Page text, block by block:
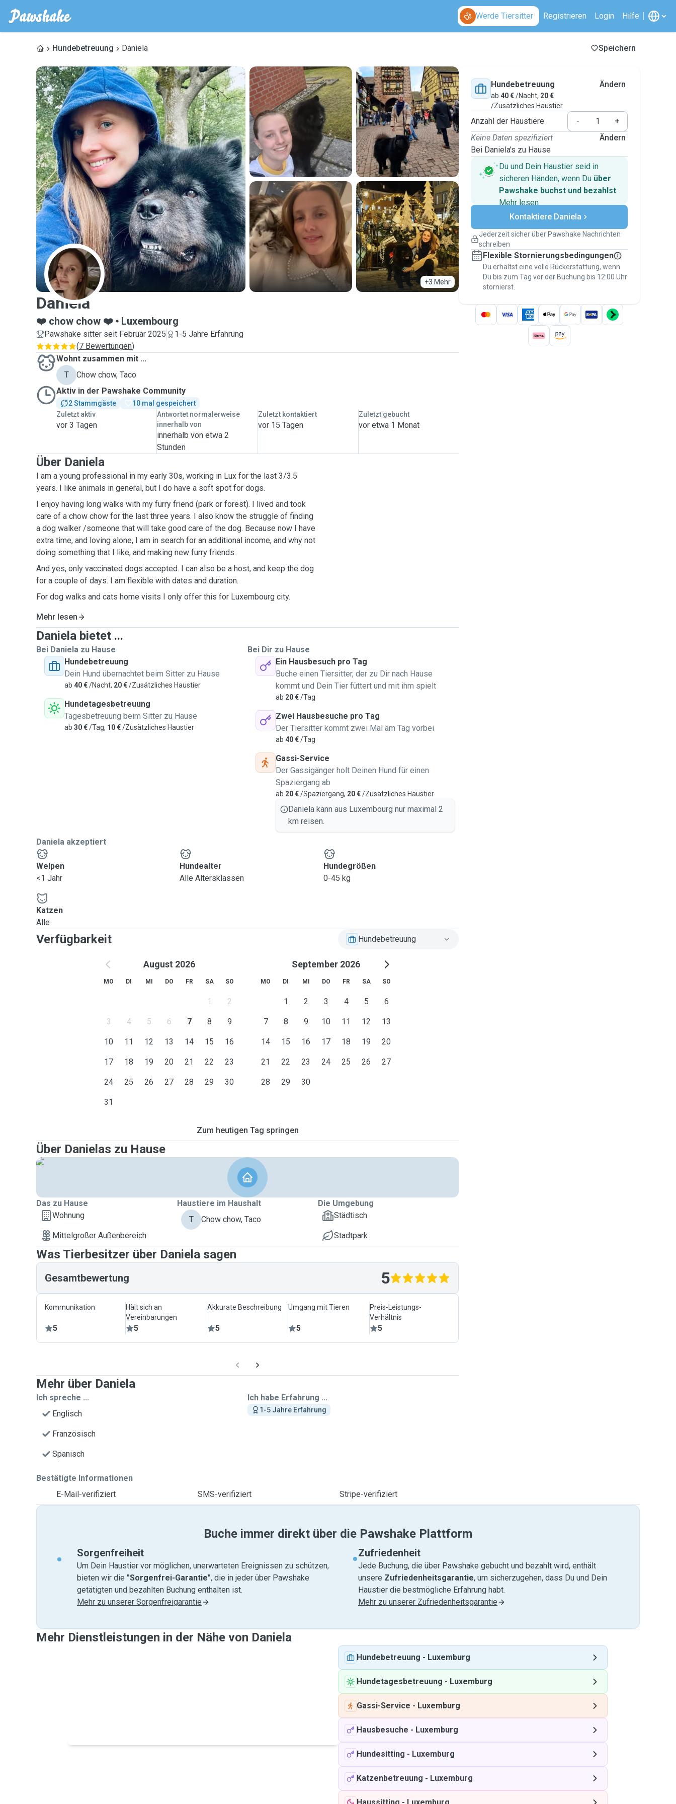
Werde Tiersitter Registrieren Login Hilfe
Hundebetreuung Daniela Speichern
+3 Mehr
D
Daniela
❤️ chow chow ❤️ Luxembourg
Pawshake sitter seit Februar 2025
1-5 Jahre Erfahrung
(7 Bewertungen)
Wohnt zusammen mit ...
T
Chow chow, Taco
Aktiv in der Pawshake Community
2 Stammgäste
10 mal gespeichert
Zuletzt aktiv
vor 3 Tagen
Antwortet normalerweise
innerhalb von
innerhalb von etwa 2
Stunden
Zuletzt kontaktiert
vor 15 Tagen
Zuletzt gebucht
vor etwa 1 Monat
Über Daniela
I am a young professional in my early 30s, working in Lux for the last 3/3.5
years. I like animals in general, but I do have a soft spot for dogs.
I enjoy having long walks with my furry friend (park or forest). I lived and took
care of a chow chow for the last three years. I also know the struggle of finding
a dog walker /someone that will take good care of the dog. Because now I have
extra time, and loving alone, I am in search for an additional income, and why not
doing something that I like, and making new furry friends.
And yes, only vaccinated dogs accepted. I can also be a host, and keep the dog
for a couple of days. I am flexible with dates and duration.
For dog walks and cats home visits I only offer this for Luxembourg city.
Mehr lesen
Daniela bietet ...
Bei Daniela zu Hause
Hundebetreuung
Dein Hund übernachtet beim Sitter zu Hause
ab 40 €/Nacht, 20 €/Zusätzliches Haustier
Hundetagesbetreuung
Tagesbetreuung beim Sitter zu Hause
ab 30 €/Tag, 10 €/Zusätzliches Haustier
Bei Dir zu Hause
Ein Hausbesuch pro Tag
Buche einen Tiersitter, der zu Dir nach Hause
kommt und Dein Tier füttert und mit ihm spielt
ab 20 €/Tag
Zwei Hausbesuche pro Tag
Der Tiersitter kommt zwei Mal am Tag vorbei
ab 40 €/Tag
Gassi-Service
Der Gassigänger holt Deinen Hund für einen
Spaziergang ab
ab 20 €/Spaziergang, 20 €/Zusätzliches Haustier
Daniela kann aus Luxembourg nur maximal 2
km reisen.
Daniela akzeptiert
Welpen
<1 Jahr
Hundealter
Alle Altersklassen
Hundegrößen
0-45 kg
Katzen
Alle
Verfügbarkeit Hundebetreuung
August 2026
MO DI MI DO FR SA SO
1 2
3 4 5 6 7 8 9
10 11 12 13 14 15 16
17 18 19 20 21 22 23
24 25 26 27 28 29 30
31
September 2026
MO DI MI DO FR SA SO
1 2 3 4 5 6
7 8 9 10 11 12 13
14 15 16 17 18 19 20
21 22 23 24 25 26 27
28 29 30
Zum heutigen Tag springen
Über Danielas zu Hause
Das zu Hause
Wohnung
Mittelgroßer Außenbereich
Haustiere im Haushalt
T
Chow chow, Taco
Die Umgebung
Städtisch
Stadtpark
Was Tierbesitzer über Daniela sagen
Gesamtbewertung 5
Kommunikation
5
Hält sich an
Vereinbarungen
5
Akkurate Beschreibung
5
Umgang mit Tieren
5
Preis-Leistungs-
Verhältnis
5
Mehr über Daniela
Ich spreche ...
Englisch
Französisch
Spanisch
Ich habe Erfahrung ...
1-5 Jahre Erfahrung
Bestätigte Informationen
E-Mail-verifiziert
SMS-verifiziert Stripe-verifiziert
Hundebetreuung
ab 40 €/Nacht, 20 €
/Zusätzliches Haustier
Ändern
Anzahl der Haustiere -
+
Keine Daten spezifiziert
Bei Daniela's zu Hause
Ändern
Du und Dein Haustier seid in
sicheren Händen, wenn Du über
Pawshake buchst und bezahlst.
Mehr lesenSichere Zahlungen
Unterstützung, falls sich Deine
Versicherte Buchungen
Erledige alles über Pawshake – von der
ersten Nachricht bis zur Bezahlung –, um
über die Pawshake-Garantieabgesichert zu
sein
Kontaktiere Daniela
Jederzeit sicher über Pawshake Nachrichten
schreiben
Flexible Stornierungsbedingungen
Du erhältst eine volle Rückerstattung, wenn
Du bis zum Tag vor der Buchung bis 12:00 Uhr
stornierst.
Buche immer direkt über die Pawshake Plattform
Sorgenfreiheit
Um Dein Haustier vor möglichen, unerwarteten Ereignissen zu schützen,
bieten wir die "Sorgenfrei-Garantie", die in jeder über Pawshake
getätigten und bezahlten Buchung enthalten ist.
Mehr zu unserer Sorgenfreigarantie
Zufriedenheit
Jede Buchung, die über Pawshake gebucht und bezahlt wird, enthält
unsere Zufriedenheitsgarantie, um sicherzugehen, dass Du und Dein
Haustier die bestmögliche Erfahrung habt.
Mehr zu unserer Zufriedenheitsgarantie
Mehr Dienstleistungen in der Nähe von Daniela
Hundebetreuung - Luxemburg
Hundetagesbetreuung - Luxemburg
Gassi-Service - Luxemburg
Hausbesuche - Luxemburg
Hundesitting - Luxemburg
Katzenbetreuung - Luxemburg